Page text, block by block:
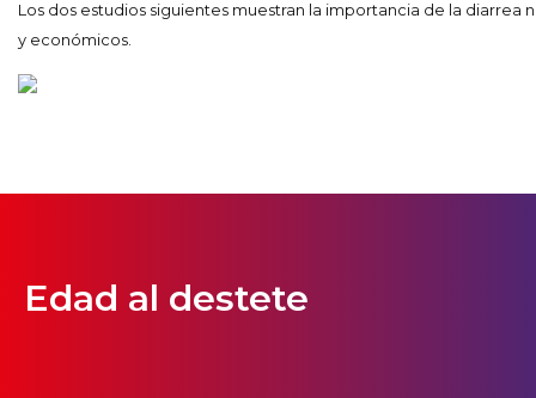
Los dos estudios siguientes muestran la importancia de la diarrea
y económicos.
Edad al destete